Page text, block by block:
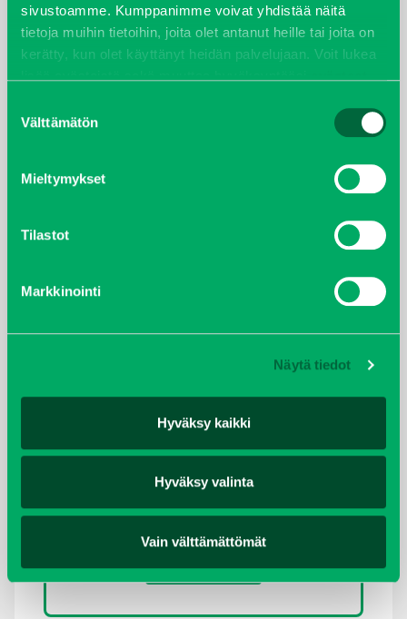
sivustoamme. Kumppanimme voivat yhdistää näitä
tietoja muihin tietoihin, joita olet antanut heille tai joita on
kerätty, kun olet käyttänyt heidän palvelujaan. Voit lukea
valinta
Välttämätön
Mieltymykset
Tilastot
Markkinointi
Näytä tiedot
Hyväksy kaikki
Hyväksy valinta
Vain välttämättömät